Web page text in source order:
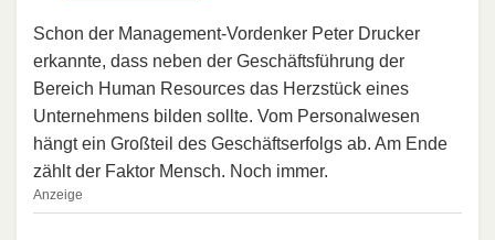
Schon der Management-Vordenker Peter Drucker
erkannte, dass neben der Geschäftsführung der
Bereich Human Resources das Herzstück eines
Unternehmens bilden sollte. Vom Personalwesen
hängt ein Großteil des Geschäftserfolgs ab. Am Ende
zählt der Faktor Mensch. Noch immer.
Anzeige